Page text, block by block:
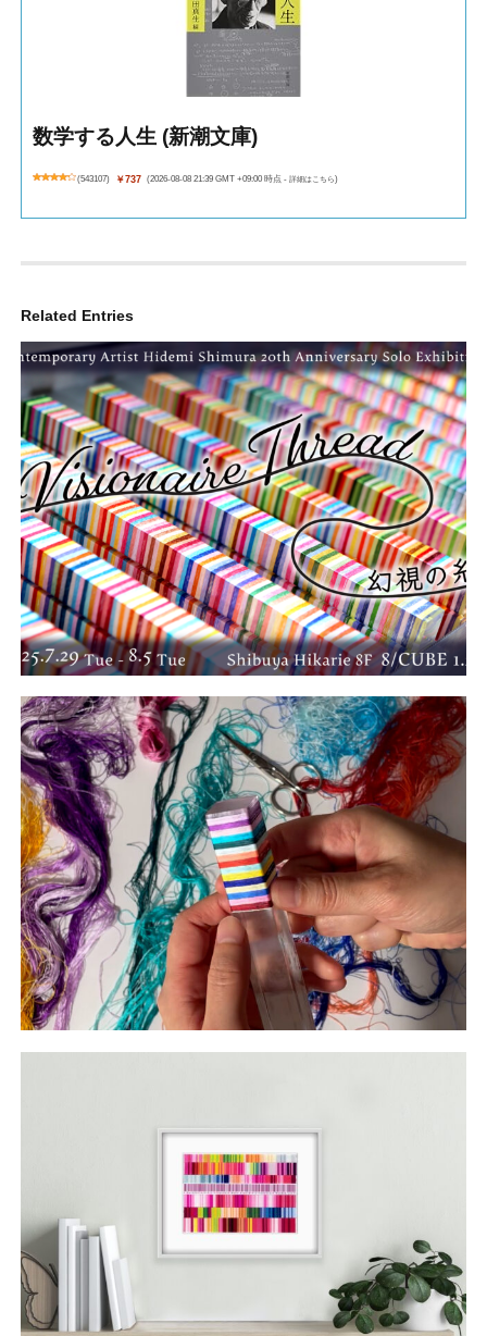
数学する人生 (新潮文庫)
(543107) ￥737 (2026-08-08 21:39 GMT +09:00 時点 - 詳細はこちら)
Related Entries